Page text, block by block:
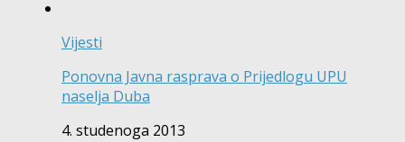
Vijesti
Ponovna Javna rasprava o Prijedlogu UPU
naselja Duba
4. studenoga 2013